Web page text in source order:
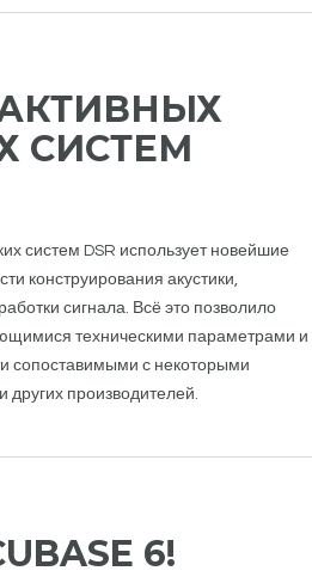
СИСТЕМ
систем DSR использует новейшие
конструирования акустики,
сигнала. Всё это позволило
техническими параметрами и
сопоставимыми с некоторыми
других производителей.
6!